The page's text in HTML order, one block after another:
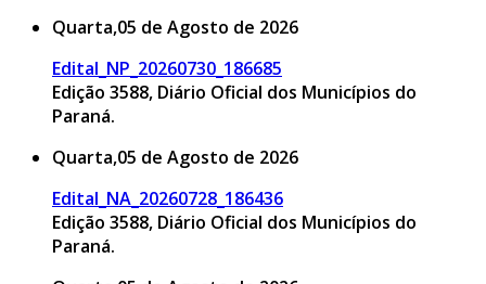
Quarta,05 de Agosto de 2026
Edital_NP_20260730_186685
Edição 3588, Diário Oficial dos Municípios do
Paraná.
Quarta,05 de Agosto de 2026
Edital_NA_20260728_186436
Edição 3588, Diário Oficial dos Municípios do
Paraná.